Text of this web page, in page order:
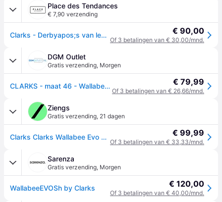
Place des Tendances
€ 7,90 verzending
Clarks - Derbyapos;s van leer - 46 Maat - Zwart € 90,00
Of 3 betalingen van € 30,00/mnd.
DGM Outlet
Gratis verzending, Morgen
CLARKS - maat 46 - WallabeeEVO Heren Veterschoenen - Leer - Zwart € 79,99
Of 3 betalingen van € 26,66/mnd.
Ziengs
Gratis verzending, 21 dagen
Clarks Clarks Wallabee Evo Veterschoenen zwart Suede - Zwart - 6,5 € 99,99
Of 3 betalingen van € 33,33/mnd.
Sarenza
Gratis verzending, Morgen
WallabeeEVOSh by Clarks € 120,00
Of 3 betalingen van € 40,00/mnd.